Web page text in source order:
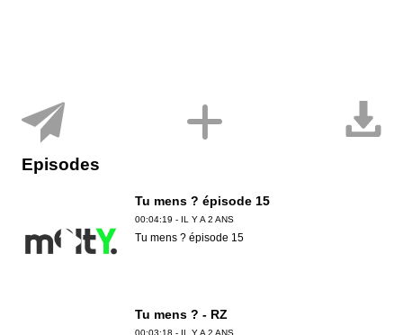
Episodes
Tu mens ? épisode 15
00:04:19 - IL Y A 2 ANS
Tu mens ? épisode 15
Tu mens ? - RZ
00:03:18 - IL Y A 2 ANS